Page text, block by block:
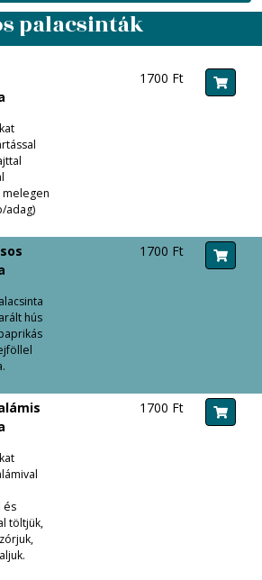
palacsinták
melegen
adag)
1700 Ft
hús
1700 Ft
és
töltjük,
1700 Ft